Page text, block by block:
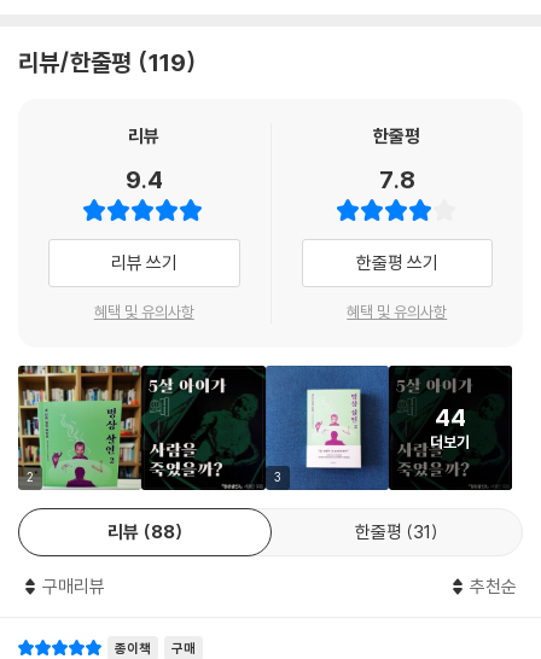
들여놓았다. 나는 내 소망이나 내면아이의 소망을 짓밟는 사람은 누구든
던가. --- 「‘순진한’과 ‘유치한’」 중에서
당신의 내면아이는 대체로 의심이 많다. 그걸 이용하라. 일어날지도 모르
는 위험에 일찌감치 무척 감정적으로 반응한다. 그걸 위험으로 볼지, 기회
로 볼지는 당신에게 달렸다.
--- 「위험」 중에서
처음에는 내면 자아의 존재가 은은하게 나타났다. 귀찮은 의뢰인들에게 변
에게 각 얼음을 던졌을 때, 유치원 지하실 포로에게 밥을 늦게 줄 때, 비요
짜증들을 견디지 못하고 자꾸만 원초적으로 반응하고 싶은 욕구가 든단 말
‘거의’ 완벽했던 가족 여행에서, 결국 그 자아는 모습을 드러냈다. 여행을
망친 재수 없는 종업원에게 꼭 복수해야만 한다고 목소리가 외쳤다. 비요
른은 너무도 순수하게 살인을 종용하는 이 목소리를 직면하고, 또 한 번 이
더 내밀하게, 더 위트 있게, 더 기묘하게
돌아온 명상 살인자의 고백
평화로운 명상과 피 튀기는 살인, 전개를 예상할 수 없는 범죄소설과 공감
되는 유쾌한 블랙코미디물, 이 어려운 조화를 『명상 살인』 시리즈는 해낸
다. 이번에도 작가 카르스텐 두세는 어울리지 않을 것 같았던 요소들을 솜
층 더 유려하게 사회를 풍자한다.
있던 어릴 적 상처에 접근해 근원적인 내면의 문제들을 다룬다. 조직범죄
리뷰/한줄평 119
리뷰
9.4
리뷰 쓰기
혜택 및 유의사항
한줄평
7.8
한줄평 쓰기
혜택 및 유의사항
2 3
44
더보기
리뷰 88 한줄평 31
구매리뷰 추천순
종이책 구매